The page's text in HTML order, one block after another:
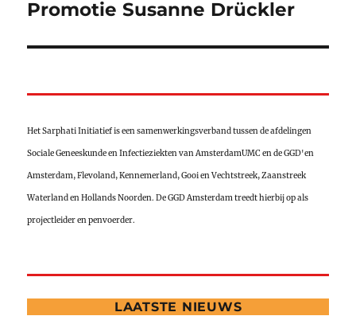
Next
Promotie Susanne Drückler
Het Sarphati Initiatief is een samenwerkingsverband tussen de afdelingen
Sociale Geneeskunde en Infectieziekten van AmsterdamUMC en de GGD'en
Amsterdam, Flevoland, Kennemerland, Gooi en Vechtstreek, Zaanstreek
Waterland en Hollands Noorden. De GGD Amsterdam treedt hierbij op als
projectleider en penvoerder.
LAATSTE NIEUWS